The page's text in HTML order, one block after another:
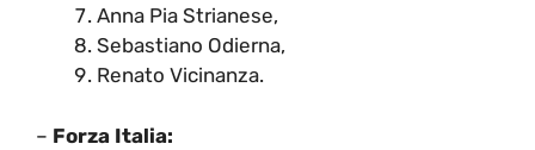
Anna Pia Strianese,
Sebastiano Odierna,
Renato Vicinanza.
– Forza Italia: